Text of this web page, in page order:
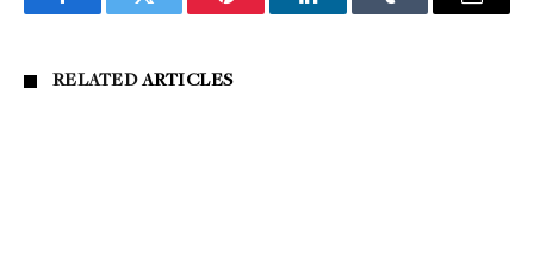
FacebookTwitter Pinterest LinkedInTumblr Email
RELATEDARTICLES